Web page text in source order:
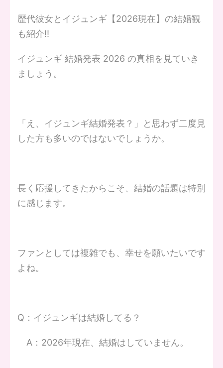
歴代彼女とイジュンギ【2026現在】の結婚観
も紹介‼
イジュンギ 結婚発表 2026 の真相を見ていき
ましょう。
「え、イジュンギ結婚発表？」と思わず二度見
した方も多いのではないでしょうか。
長く応援してきたからこそ、結婚の話題は特別
に感じます。
ファンとしては複雑でも、幸せを願いたいです
よね。
Q：イジュンギは結婚してる？
A：2026年現在、結婚はしていません。